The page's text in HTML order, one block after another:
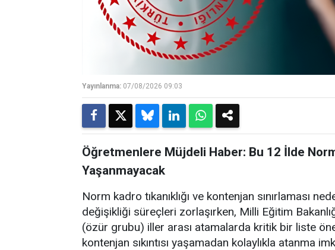
Yayınlanma: 07/08/2026 09:03
Öğretmenlere Müjdeli Haber: Bu 12 İlde Norm
Yaşanmayacak
Norm kadro tıkanıklığı ve kontenjan sınırlaması
değişikliği süreçleri zorlaşırken, Milli Eğitim
(özür grubu) iller arası atamalarda kritik bir liste
kontenjan sıkıntısı yaşamadan kolaylıkla atanma